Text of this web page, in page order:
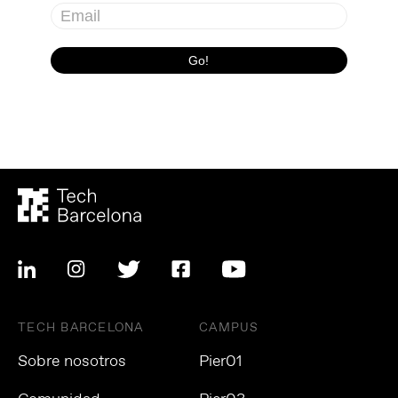
TECH BARCELONA
Sobre nosotros
CAMPUS
Pier01